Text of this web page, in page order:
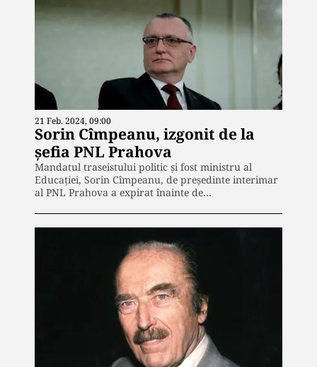
21 Feb. 2024, 09:00
Sorin Cîmpeanu, izgonit de la
șefia PNL Prahova
Mandatul traseistului politic și fost ministru al
Educației, Sorin Cîmpeanu, de președinte interimar
al PNL Prahova a expirat înainte de…